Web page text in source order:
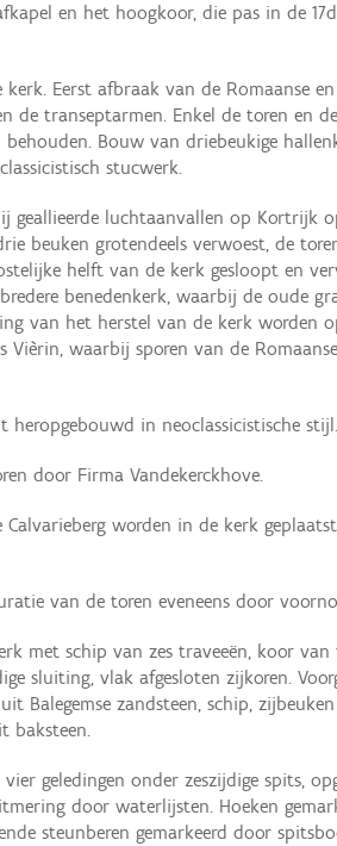
en het hoogkoor, die pas in de
Eerst afbraak van de Romaanse
de transeptarmen. Enkel de toren en
behouden. Bouw van driebeukige
stucwerk.
geallieerde luchtaanvallen op Kortrijk
beuken grotendeels verwoest, de
helft van de kerk gesloopt en
benedenkerk, waarbij de oude
van het herstel van de kerk worden
Vièrin, waarbij sporen van de
heropgebouwd in neoclassicistische stijl.
door Firma Vandekerckhove.
Calvarieberg worden in de kerk
van de toren eveneens door
met schip van zes traveeën, koor van
sluiting, vlak afgesloten zijkoren.
Balegemse zandsteen, schip,
baksteen.
geledingen onder zeszijdige spits,
door waterlijsten. Hoeken
steunberen gemarkeerd door